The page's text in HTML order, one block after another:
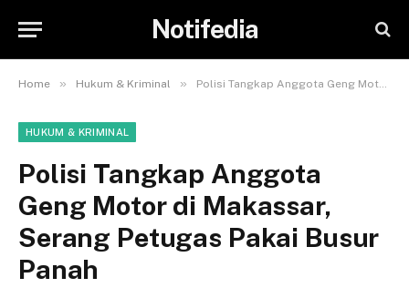
Notifedia
Home » Hukum & Kriminal » Polisi Tangkap Anggota Geng Motor di Makassar, Serang Petugas Pakai Busur Panah
HUKUM & KRIMINAL
Polisi Tangkap Anggota
Geng Motor di Makassar,
Serang Petugas Pakai Busur
Panah